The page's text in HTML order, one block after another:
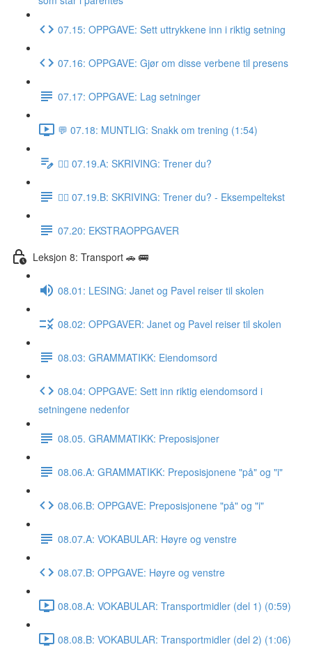
07.15: OPPGAVE: Sett uttrykkene inn i riktig setning
07.16: OPPGAVE: Gjør om disse verbene til presens
07.17: OPPGAVE: Lag setninger
💬 07.18: MUNTLIG: Snakk om trening (1:54)
✍🏼 07.19.A: SKRIVING: Trener du?
✍🏼 07.19.B: SKRIVING: Trener du? - Eksempeltekst
07.20: EKSTRAOPPGAVER
Leksjon 8: Transport 🚗 🚌
08.01: LESING: Janet og Pavel reiser til skolen
08.02: OPPGAVER: Janet og Pavel reiser til skolen
08.03: GRAMMATIKK: Eiendomsord
08.04: OPPGAVE: Sett inn riktig eiendomsord i
setningene nedenfor
08.05. GRAMMATIKK: Preposisjoner
08.06.A: GRAMMATIKK: Preposisjonene "på" og "i"
08.06.B: OPPGAVE: Preposisjonene "på" og "i"
08.07.A: VOKABULAR: Høyre og venstre
08.07.B: OPPGAVE: Høyre og venstre
08.08.A: VOKABULAR: Transportmidler (del 1) (0:59)
08.08.B: VOKABULAR: Transportmidler (del 2) (1:06)